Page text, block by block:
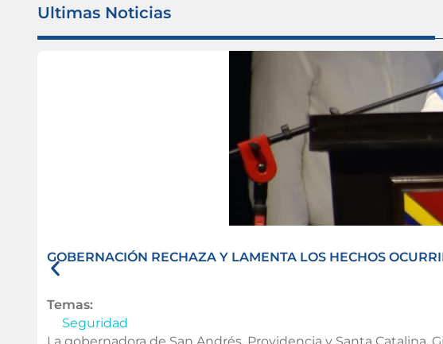
Ultimas Noticias
GOBERNACIÓN RECHAZA Y LAMENTA LOS HECHOS
Temas:
Seguridad